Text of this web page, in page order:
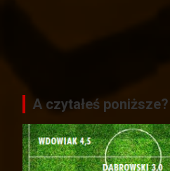
A czytałeś poniższe?